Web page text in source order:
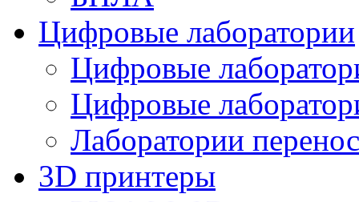
Цифровые лаборатории
Цифровые
Цифровые
Лаборатории
3D принтеры